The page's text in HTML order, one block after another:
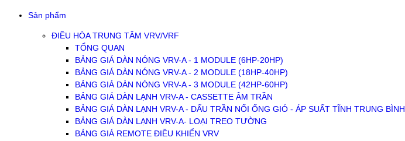
Sản phẩm
ĐIỀU HÒA TRUNG TÂM VRV/VRF
TỔNG QUAN
BẢNG GIÁ DÀN NÓNG VRV-A - 1 MODULE (6HP-20HP)
BẢNG GIÁ DÀN NÓNG VRV-A - 2 MODULE (18HP-40HP)
BẢNG GIÁ DÀN NÓNG VRV-A - 3 MODULE (42HP-60HP)
BẢNG GIÁ DÀN LẠNH VRV-A - CASSETTE ÂM TRẦN
BẢNG GIÁ DÀN LẠNH VRV-A - DẤU TRẦN NỐI ỐNG GIÓ - ÁP SUẤT TĨNH TRUNG BÌNH
BẢNG GIÁ DÀN LẠNH VRV-A- LOẠI TREO TƯỜNG
BẢNG GIÁ REMOTE ĐIỀU KHIỂN VRV